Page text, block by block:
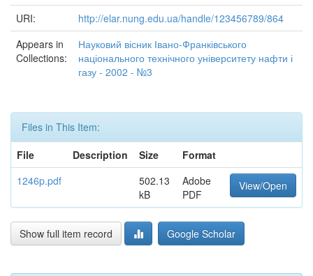
URI:
http://elar.nung.edu.ua/handle/123456789/864
Appears in
Collections:
Науковий вісник Івано-Франківського
національного технічного університету нафти і
газу - 2002 - №3
Files in This Item:
File
Description Size
Format
1246p.pdf
502.13
kB
Adobe
PDF
View/Open
Show full item record Google Scholar